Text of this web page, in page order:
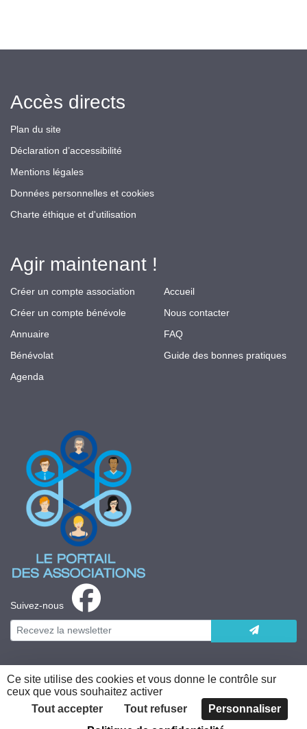
Suivez-nous
Accès directs
Plan du site
Déclaration d’accessibilité
Mentions légales
Données personnelles et cookies
Charte éthique et d'utilisation
Agir maintenant !
Créer un compte association
Créer un compte bénévole
Annuaire
Bénévolat
Agenda
Accueil
Nous contacter
FAQ
Guide des bonnes pratiques
Plateforme développée en France par
Ce site utilise des cookies et vous donne le contrôle sur
ceux que vous souhaitez activer
Tout accepter
Tout refuser
Personnaliser